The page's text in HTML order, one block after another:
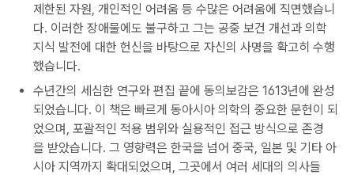
제한된 자원, 개인적인 어려움 등 수많은 어려움에 직면했습니
다. 이러한 장애물에도 불구하고 그는 공중 보건 개선과 의학
지식 발전에 대한 헌신을 바탕으로 자신의 사명을 확고히 수행
했습니다.
수년간의 세심한 연구와 편집 끝에 동의보감은 1613년에 완성
되었습니다. 이 책은 빠르게 동아시아 의학의 중요한 문헌이 되
었으며, 포괄적인 적용 범위와 실용적인 접근 방식으로 존경
을 받았습니다. 그 영향력은 한국을 넘어 중국, 일본 및 기타 아
시아 지역까지 확대되었으며, 그곳에서 여러 세대의 의사들